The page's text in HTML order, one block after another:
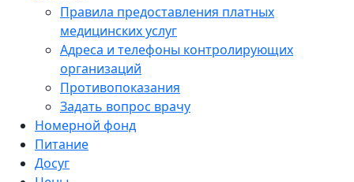
Правила предоставления платных
медицинских услуг
Адреса и телефоны контролирующих
организаций
Противопоказания
Задать вопрос врачу
Номерной фонд
Питание
Досуг